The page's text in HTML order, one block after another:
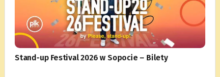
Stand-up Festival 2026 w Sopocie – Bilety